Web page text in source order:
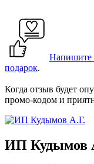
Напишите
подарок.
Когда отзыв будет
промо-кодом и
ИП Кудымов